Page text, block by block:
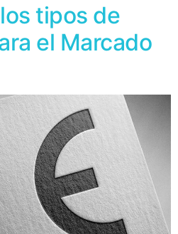
tipos de
el Marcado